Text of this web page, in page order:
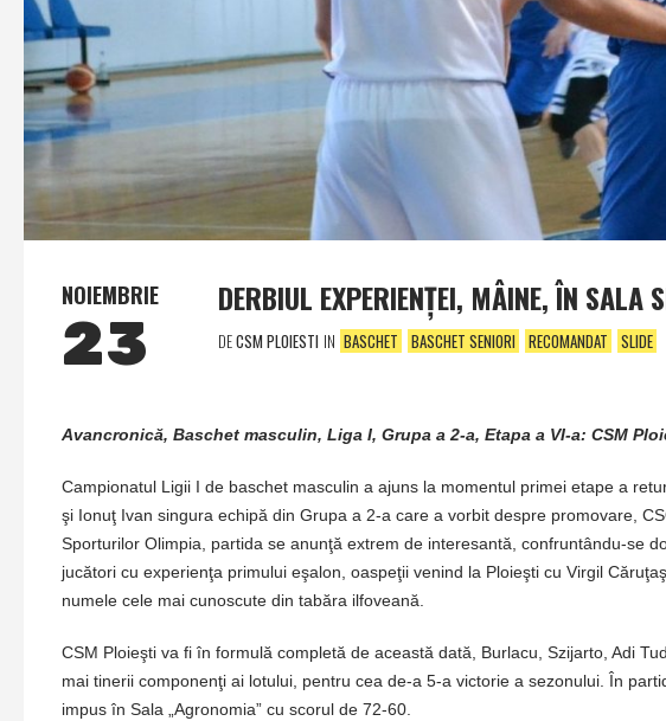
NOIEMBRIE
23
DERBIUL EXPERIENŢEI, MÂINE, ÎN SALA
DECSM PLOIESTI IN BASCHET BASCHET SENIORI RECOMANDAT SLIDE
Avancronică, Baschet masculin, Liga I, Grupa a 2-a, Etapa a VI-a: CSM
Campionatul Ligii I de baschet masculin a ajuns la momentul primei etape a
şi Ionuţ Ivan singura echipă din Grupa a 2-a care a vorbit despre promovare,
Sporturilor Olimpia, partida se anunţă extrem de interesantă, confruntându-se
jucători cu experienţa primului eşalon, oaspeţii venind la Ploieşti cu Virgil
numele cele mai cunoscute din tabăra ilfoveană.
CSM Ploieşti va fi în formulă completă de această dată, Burlacu, Szijarto, Adi
mai tinerii componenţi ai lotului, pentru cea de-a 5-a victorie a sezonului. În
impus în Sala „Agronomia” cu scorul de 72-60.